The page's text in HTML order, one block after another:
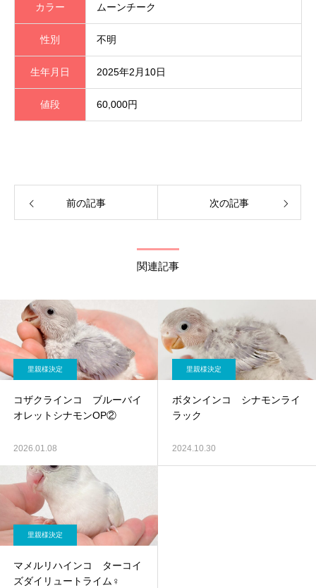
カラー ムーンチーク
性別 不明
生年月日 2025年2月10日
値段 60,000円
前の記事 次の記事
関連記事
里親様決定
コザクラインコ ブルーバイ
オレットシナモンOP②
2026.01.08
里親様決定
ボタンインコ シナモンライ
ラック
2024.10.30
里親様決定
マメルリハインコ ターコイ
ズダイリュートライム♀